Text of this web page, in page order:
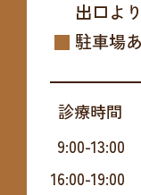
出口より
駐車場
診療時間
9:00-13:00
16:00-19:00